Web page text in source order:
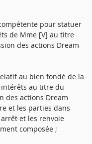
pour statuer
de Mme [V] au titre
des actions Dream
au bien fondé de la
au titre du
des actions Dream
et les parties dans
et les renvoie
composée ;